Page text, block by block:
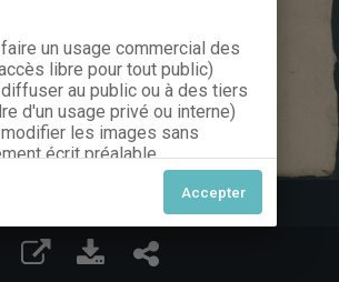
un usage commercial des
libre pour tout public)
au public ou à des tiers
d'un usage privé ou interne)
les images sans
écrit préalable
contraire, nous vous invitons
afin de solliciter le type
souhaitée parmi celles
et le cas échéant, acquitter